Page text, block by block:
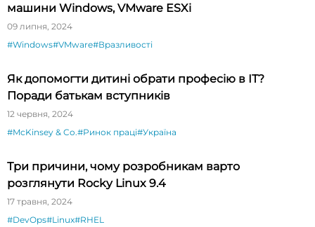
машини Windows, VMware ESXi
09 липня, 2024
#Windows#VMware#Вразливості
Як допомогти дитині обрати професію в ІТ?
Поради батькам вступників
12 червня, 2024
#McKinsey & Co.#Ринок праці#Україна
Три причини, чому розробникам варто
розглянути Rocky Linux 9.4
17 травня, 2024
#DevOps#Linux#RHEL